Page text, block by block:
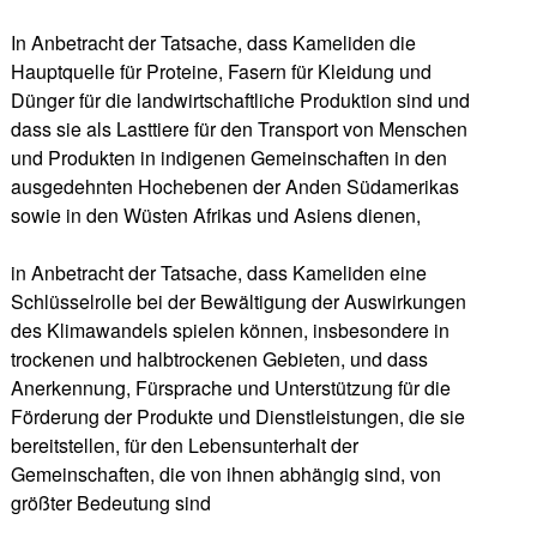
In Anbetracht der Tatsache, dass Kameliden die
Hauptquelle für Proteine, Fasern für Kleidung und
Dünger für die landwirtschaftliche Produktion sind und
dass sie als Lasttiere für den Transport von Menschen
und Produkten in indigenen Gemeinschaften in den
ausgedehnten Hochebenen der Anden Südamerikas
sowie in den Wüsten Afrikas und Asiens dienen,
in Anbetracht der Tatsache, dass Kameliden eine
Schlüsselrolle bei der Bewältigung der Auswirkungen
des Klimawandels spielen können, insbesondere in
trockenen und halbtrockenen Gebieten, und dass
Anerkennung, Fürsprache und Unterstützung für die
Förderung der Produkte und Dienstleistungen, die sie
bereitstellen, für den Lebensunterhalt der
Gemeinschaften, die von ihnen abhängig sind, von
größter Bedeutung sind